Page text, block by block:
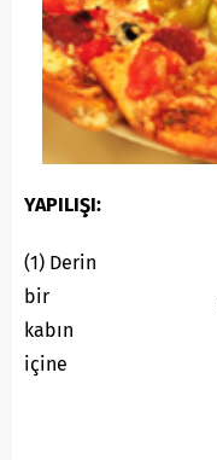
YAPILIŞI:
(1) Derin
bir
kabın
içine